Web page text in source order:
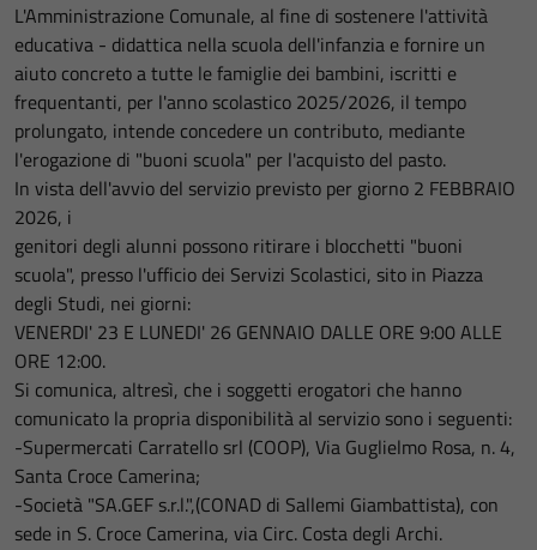
L'Amministrazione Comunale, al fine di sostenere l'attività
educativa - didattica nella scuola dell'infanzia e fornire un
aiuto concreto a tutte le famiglie dei bambini, iscritti e
frequentanti, per l'anno scolastico 2025/2026, il tempo
prolungato, intende concedere un contributo, mediante
l'erogazione di "buoni scuola" per l'acquisto del pasto.
In vista dell'avvio del servizio previsto per giorno 2 FEBBRAIO
2026, i
genitori degli alunni possono ritirare i blocchetti "buoni
scuola", presso l'ufficio dei Servizi Scolastici, sito in Piazza
degli Studi, nei giorni:
VENERDI' 23 E LUNEDI' 26 GENNAIO DALLE ORE 9:00 ALLE
ORE 12:00.
Si comunica, altresì, che i soggetti erogatori che hanno
comunicato la propria disponibilità al servizio sono i seguenti:
-Supermercati Carratello srl (COOP), Via Guglielmo Rosa, n. 4,
Santa Croce Camerina;
-Società "SA.GEF s.r.l.",(CONAD di Sallemi Giambattista), con
sede in S. Croce Camerina, via Circ. Costa degli Archi.